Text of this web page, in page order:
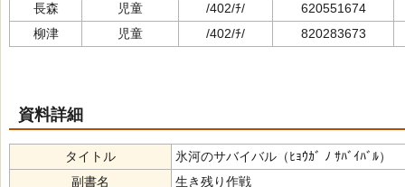
長森
児童 /402/ﾁ/
620551674
柳津
児童 /402/ﾁ/ 820283673
資料詳細
タイトル
氷河のサバイバル（ﾋｮｳｶﾞ ﾉ ｻﾊﾞｲﾊﾞﾙ）
副書名
生き残り作戦